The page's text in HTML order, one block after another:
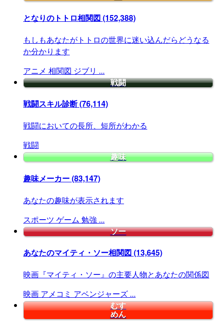
となりのトトロ相関図 (152,388)
もしもあなたがトトロの世界に迷い込んだらどうなる
か分かります
アニメ 相関図 ジブリ ...
戦闘
戦闘スキル診断(76,114)
戦闘においての長所、短所がわかる
戦闘
趣味
趣味メーカー(83,147)
あなたの趣味が表示されます
スポーツ ゲーム 勉強 ...
ソー
あなたのマイティ・ソー相関図 (13,645)
映画『マイティ・ソー』の主要人物とあなたの関係図
映画 アメコミ アベンジャーズ ...
むす
めん